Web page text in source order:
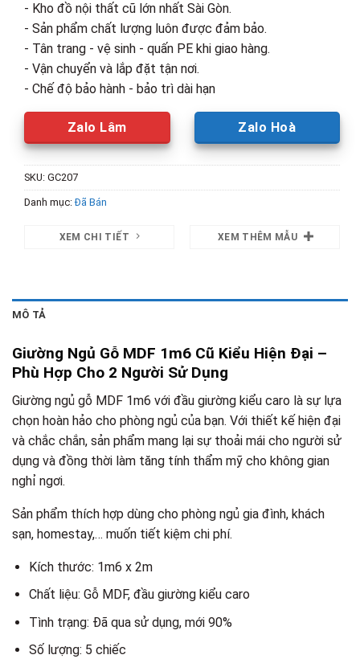
- Kho đồ nội thất cũ lớn nhất Sài Gòn.
- Sản phẩm chất lượng luôn được đảm bảo.
- Tân trang - vệ sinh - quấn PE khi giao hàng.
- Vận chuyển và lắp đặt tận nơi.
- Chế độ bảo hành - bảo trì dài hạn
Zalo Lâm Zalo Hoà
SKU: GC207
Danh mục:Đã Bán
XEM CHI TIẾT XEM THÊM MẪU
MÔ TẢ
Giường Ngủ Gỗ MDF 1m6 Cũ Kiểu Hiện Đại –
Phù Hợp Cho 2 Người Sử Dụng
Giường ngủ gỗ MDF 1m6 với đầu giường kiểu caro là sự lựa
chọn hoàn hảo cho phòng ngủ của bạn. Với thiết kế hiện đại
và chắc chắn, sản phẩm mang lại sự thoải mái cho người sử
dụng và đồng thời làm tăng tính thẩm mỹ cho không gian
nghỉ ngơi.
Sản phẩm thích hợp dùng cho phòng ngủ gia đình, khách
sạn, homestay,… muốn tiết kiệm chi phí.
Kích thước: 1m6 x 2m
Chất liệu: Gỗ MDF, đầu giường kiểu caro
Tình trạng: Đã qua sử dụng, mới 90%
Số lượng: 5 chiếc